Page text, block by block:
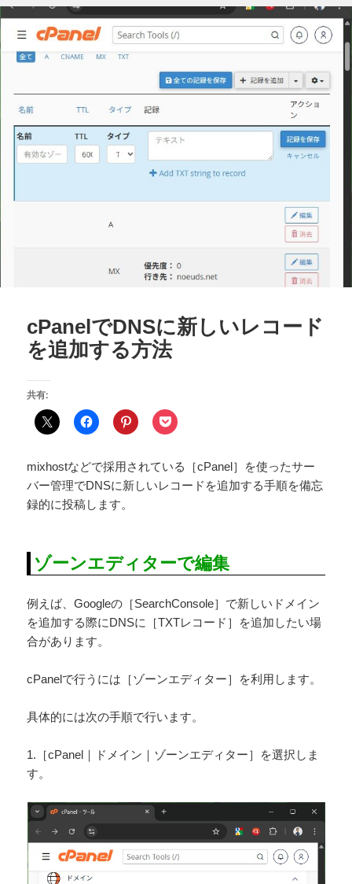
cPanelでDNSに新しいレコード
を追加する方法
共有:
mixhostなどで採用されている［cPanel］を使ったサー
バー管理でDNSに新しいレコードを追加する手順を備忘
録的に投稿します。
ゾーンエディターで編集
例えば、Googleの［SearchConsole］で新しいドメイン
を追加する際にDNSに［TXTレコード］を追加したい場
合があります。
cPanelで行うには［ゾーンエディター］を利用します。
具体的には次の手順で行います。
1.［cPanel｜ドメイン｜ゾーンエディター］を選択しま
す。